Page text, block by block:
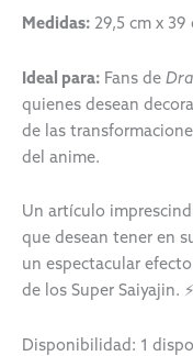
Medidas: 29,5 cm x 39
Ideal para: Fans de
quienes desean
de las
del anime.
Un artículo
que desean tener en
un espectacular
de los Super Saiyajin.
Disponibilidad: 1